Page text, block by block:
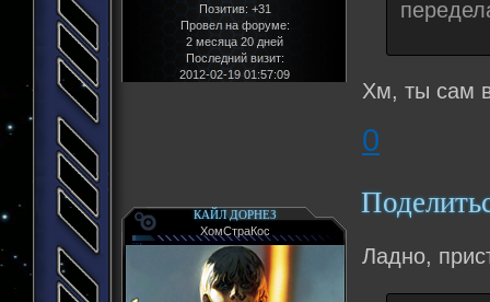
Позитив: +31
Провел на форуме:
2 месяца 20 дней
Последний визит:
2012-02-19 01:57:09
Хм, ты сам
0
КАЙЛ ДОРНЕЗ
ХомСтраКос
Ладно,